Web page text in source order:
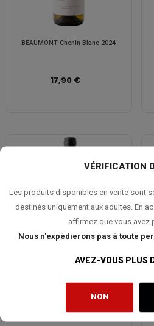
VÉRIFICATION
Les produits disponibles en vente sont
destinés uniquement aux adultes. En
affirmez que vous avez
Nous n'expédierons pas à toute
AVEZ-VOUS PLUS
NON
BEAUMONT Chenin Blanc 2024
17,90 €
31,50 €